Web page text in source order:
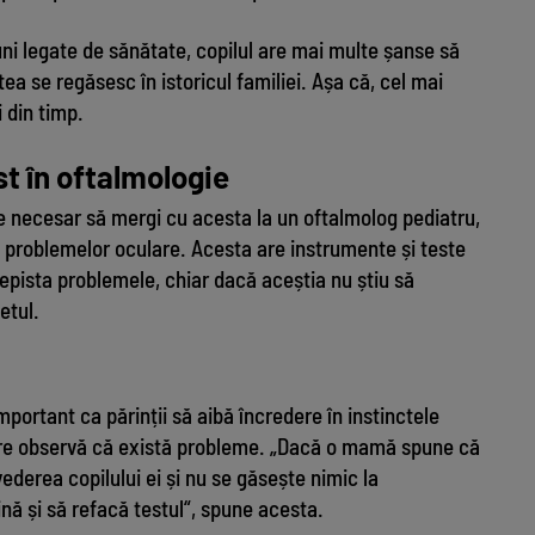
legate de sănătate, copilul are mai multe șanse să
se regăsesc în istoricul familiei. Așa că, cel mai
din timp.
în oftalmologie
să mergi cu acesta la un oftalmolog pediatru,
oculare. Acesta are instrumente și teste
problemele, chiar dacă aceștia nu știu să
ca părinții să aibă încredere în instinctele
observă că există probleme. „Dacă o mamă spune că
copilului ei și nu se găsește nimic la
și să refacă testul“, spune acesta.